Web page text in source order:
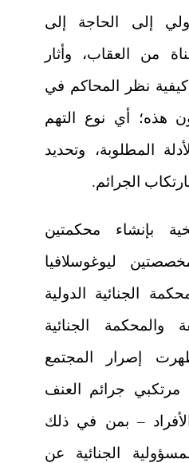
إلى الحاجة إلى
من العقاب، وأثار
نظر المحاكم في
هذه؛ أي نوع التهم
المطلوبة، وتحديد
الجرائم.
بإنشاء محكمتين
ليوغوسلافيا
الجنائية الدولية
والمحكمة الجنائية
إصرار المجتمع
مرتكبي جرائم العنف
– بمن في ذلك
الجنائية عن